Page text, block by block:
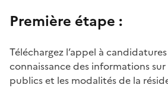
Première étape :
Téléchargez l’appel à
connaissance des informations
publics et les modalités de la